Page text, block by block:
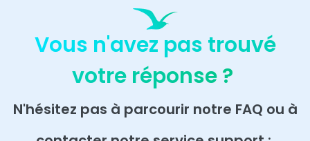
Vous n'avez pas trouvé
votre réponse ?
N'hésitez pas à parcourir notre FAQ ou à